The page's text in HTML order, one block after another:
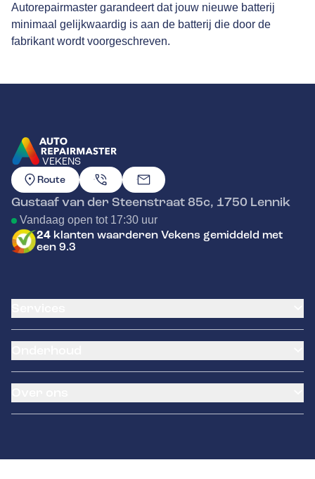
Autorepairmaster garandeert dat jouw nieuwe batterij
minimaal gelijkwaardig is aan de batterij die door de
fabrikant wordt voorgeschreven.
VEKENS
GA NAAR DE HOMEPAGINA
Route
Gustaaf van der Steenstraat 85c, 1750 Lennik
Vandaag open tot 17:30 uur
24 klanten waarderen Vekens gemiddeld met
een 9.3
Pechhulp
Banden service
Klein onderhoud